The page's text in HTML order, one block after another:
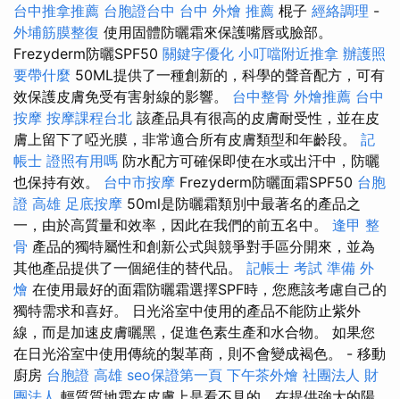
台中推拿推薦 台胞證台中 台中 外燴 推薦 棍子 經絡調理 -
外埔筋膜整復 使用固體防曬霜來保護嘴唇或臉部。
Frezyderm防曬SPF50 關鍵字優化 小叮噹附近推拿 辦護照
要帶什麼 50ML提供了一種創新的，科學的聲音配方，可有
效保護皮膚免受有害射線的影響。 台中整骨 外燴推薦 台中
按摩 按摩課程台北 該產品具有很高的皮膚耐受性，並在皮
膚上留下了啞光膜，非常適合所有皮膚類型和年齡段。 記
帳士 證照有用嗎 防水配方可確保即使在水或出汗中，防曬
也保持有效。 台中市按摩 Frezyderm防曬面霜SPF50 台胞
證 高雄 足底按摩 50ml是防曬霜類別中最著名的產品之
一，由於高質量和效率，因此在我們的前五名中。 逢甲 整
骨 產品的獨特屬性和創新公式與競爭對手區分開來，並為
其他產品提供了一個絕佳的替代品。 記帳士 考試 準備 外
燴 在使用最好的面霜防曬霜選擇SPF時，您應該考慮自己的
獨特需求和喜好。 日光浴室中使用的產品不能防止紫外
線，而是加速皮膚曬黑，促進色素生產和水合物。 如果您
在日光浴室中使用傳統的製革商，則不會變成褐色。 - 移動
廚房 台胞證 高雄 seo保證第一頁 下午茶外燴 社團法人 財